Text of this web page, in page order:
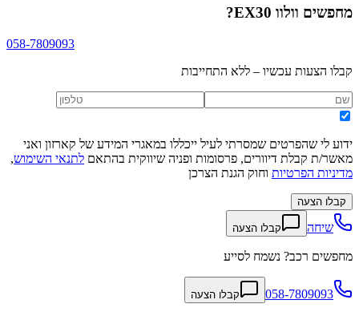
מחפשים וולוו EX30 ?
058-7809093
קבלו הצעות עכשיו – ללא התחייבות
ידוע לי שהפרטים שמסרתי לעיל ייכללו במאגרי המידע של קארזון ואני
מאשר/ת קבלת דיוורים, פרסומות ופניה שיווקית בהתאם לתנאי השימוש,
מדיניות הפרטיות וחוק הגנת הצרכן
קבלו הצעה
שיחה קבלו הצעה
מחפשים רכב? נשמח לסייע
058-7809093 קבלו הצעה